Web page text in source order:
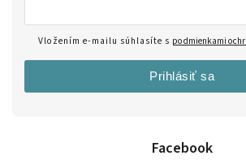
Facebook
Vložením e-mailu súhlasíte s podmienkami
Prihlásiť sa